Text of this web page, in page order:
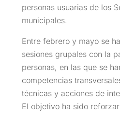
personas usuarias de los
municipales.
Entre febrero y mayo se
sesiones grupales con la
personas, en las que se
competencias
técnicas y acciones de
El objetivo ha sido